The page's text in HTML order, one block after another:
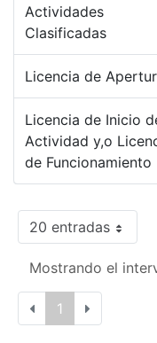
Actividades
Clasificadas
Licencia de
Licencia de Inicio
Actividad y,o
de Funcionamiento
20 entradas
Mostrando el
1